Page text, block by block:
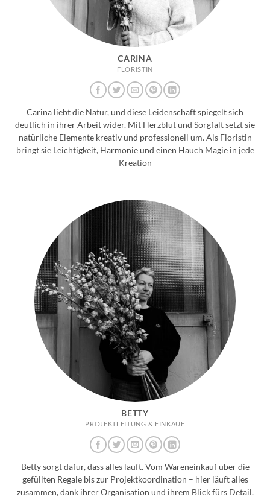
CARINA
FLORISTIN
Carina liebt die Natur, und diese Leidenschaft spiegelt sich
deutlich in ihrer Arbeit wider. Mit Herzblut und Sorgfalt setzt sie
natürliche Elemente kreativ und professionell um. Als Floristin
bringt sie Leichtigkeit, Harmonie und einen Hauch Magie in jede
Kreation
BETTY
PROJEKTLEITUNG & EINKAUF
Betty sorgt dafür, dass alles läuft. Vom Wareneinkauf über die
gefüllten Regale bis zur Projektkoordination – hier läuft alles
zusammen, dank ihrer Organisation und ihrem Blick fürs Detail.